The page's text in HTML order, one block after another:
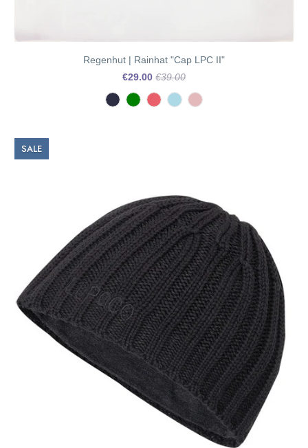
Regenhut | Rainhat "Cap LPC II"
€29.00 €39.00
SALE